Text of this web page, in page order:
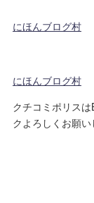
にほんブログ村
にほんブログ村
クチコミポリス
クよろしくお願い